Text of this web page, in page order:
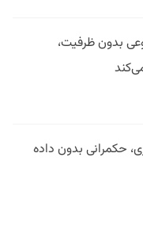
بدون ظرفیت،
حکمرانی بدون داده